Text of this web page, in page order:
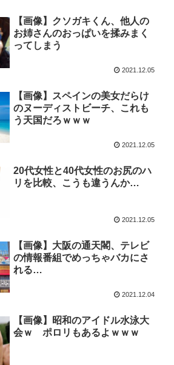
【画像】クソガキくん、他人の
お姉さんのおっぱいを揉みまく
ってしまう
2021.12.05
【画像】スペインの美女だらけ
のヌーディストビーチ、これも
う天国だろｗｗｗ
2021.12.05
20代女性と40代女性のお尻のハ
リを比較、こうも違うんか…
2021.12.05
【画像】大阪の通天閣、テレビ
の情報番組でめっちゃバカにさ
れる…
2021.12.04
【画像】昭和のアイドル水泳大
会ｗ ポロリもあるよｗｗｗ